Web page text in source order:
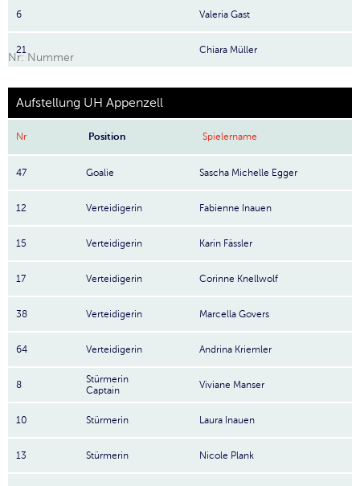
6 Valeria Gast
21 Chiara Müller
Nr: Nummer
Aufstellung UH Appenzell
Nr Position Spielername
47 Goalie Sascha Michelle Egger
12 Verteidigerin Fabienne Inauen
15 Verteidigerin Karin Fässler
17 Verteidigerin Corinne Knellwolf
38 Verteidigerin Marcella Govers
64 Verteidigerin Andrina Kriemler
8
Stürmerin
Captain
Viviane Manser
10 Stürmerin Laura Inauen
13 Stürmerin Nicole Plank